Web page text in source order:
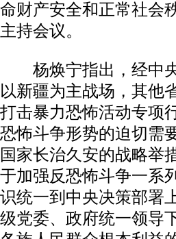
命财产安全和正常社会
主持会议。
杨焕宁指出，经中央
以新疆为主战场，其他
打击暴力恐怖活动专项
恐怖斗争形势的迫切需
国家长治久安的战略举
于加强反恐怖斗争一系
识统一到中央决策部署
级党委、政府统一领导